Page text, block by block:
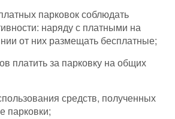
парковок соблюдать
наряду с платными на
от них размещать бесплатные;
платить за парковку на общих
средств, полученных
парковки;